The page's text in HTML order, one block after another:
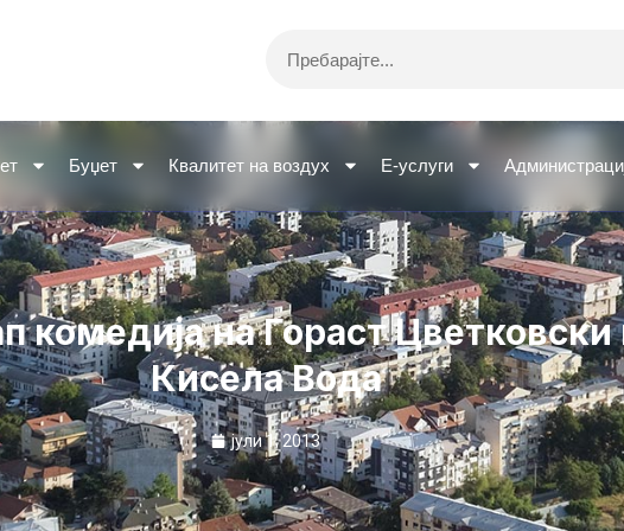
Буџет Квалитет на воздух Е-услуги
комедија на Гораст Цветковски
Кисела Вода
јули 1, 2013